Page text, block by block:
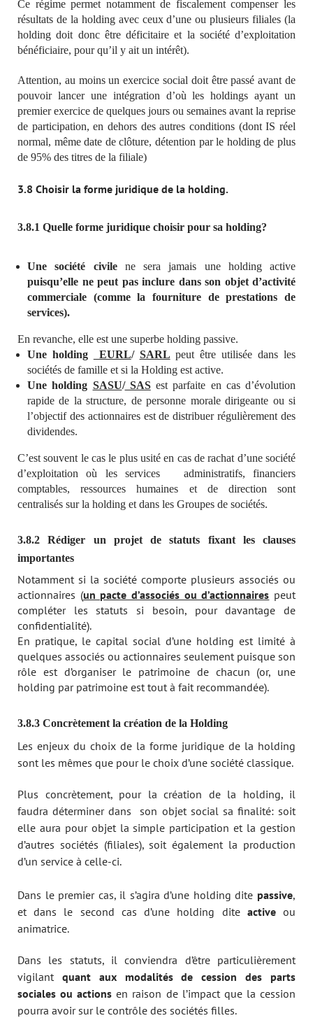
Ce régime permet notamment de fiscalement compenser les
résultats de la holding avec ceux d’une ou plusieurs filiales (la
holding doit donc être déficitaire et la société d’exploitation
bénéficiaire, pour qu’il y ait un intérêt).
Attention, au moins un exercice social doit être passé avant de
pouvoir lancer une intégration d’où les holdings ayant un
premier exercice de quelques jours ou semaines avant la reprise
de participation, en dehors des autres conditions (dont IS réel
normal, même date de clôture, détention par le holding de plus
de 95% des titres de la filiale)
3.8 Choisir la forme juridique de la holding.
3.8.1 Quelle forme juridique choisir pour sa holding?
Une société civilene sera jamais une holding active
puisqu’elle ne peut pas inclure dans son objet d’activité
commerciale (comme la fourniture de prestations de
services).
En revanche, elle est une superbe holding passive.
Une holding
EURL/ SARL peut être utilisée dans les
sociétés de famille et si la Holding est active.
Une holding SASU/SASest parfaite en cas d’évolution
rapide de la structure, de personne morale dirigeante ou si
l’objectif des actionnaires est de distribuer régulièrement des
dividendes.
C’est souvent le cas le plus usité en cas de rachat d’une société
d’exploitation où les services administratifs, financiers
comptables, ressources humaines et de direction sont
centralisés sur la holding et dans les Groupes de sociétés.
3.8.2 Rédiger un projet de statuts fixant les clauses
importantes
Notamment si la société comporte plusieurs associés ou
actionnaires (un pacte d’associés ou d’actionnaires peut
compléter les statuts si besoin, pour davantage de
confidentialité).
En pratique, le capital social d’une holding est limité à
quelques associés ou actionnaires seulement puisque son
rôle est d’organiser le patrimoine de chacun (or, une
holding par patrimoine est tout à fait recommandée).
3.8.3 Concrètement la création de la Holding
Les enjeux du choix de la forme juridique de la holding
sont les mêmes que pour le choix d’une société classique.
Plus concrètement, pour la création de la holding, il
faudra déterminer dans son objet social sa finalité: soit
elle aura pour objet la simple participation et la gestion
d’autres sociétés (filiales), soit également la production
d’un service à celle-ci.
Dans le premier cas, il s’agira d’une holding dite passive,
et dans le second cas d’une holding dite activeou
animatrice.
Dans les statuts, il conviendra d’être particulièrement
vigilant quant aux modalités de cession des parts
sociales ou actions en raison de l’impact que la cession
pourra avoir sur le contrôle des sociétés filles.